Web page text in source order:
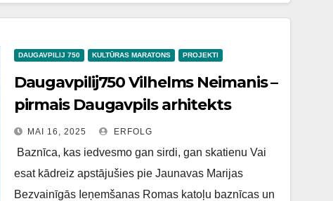
DAUGAVPILIJ 750 KULTŪRAS MARATONS PROJEKTI
Daugavpilij750 Vilhelms Neimanis –
pirmais Daugavpils arhitekts
MAI 16, 2025 ERFOLG
Baznīca, kas iedvesmo gan sirdi, gan skatienu Vai
esat kādreiz apstājušies pie Jaunavas Marijas
Bezvainīgās Ieņemšanas Romas katoļu baznīcas un